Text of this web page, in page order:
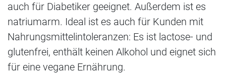
auch für Diabetiker geeignet. Außerdem ist es
natriumarm. Ideal ist es auch für Kunden mit
Nahrungsmittelintoleranzen: Es ist lactose- und
glutenfrei, enthält keinen Alkohol und eignet sich
für eine vegane Ernährung.